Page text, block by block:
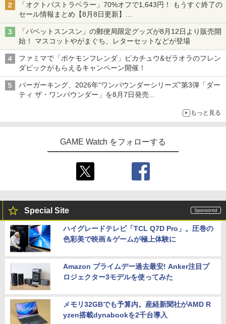
「オクトパストラベラー」70%オフで1,643円！ もうすぐ終了の
セール情報まとめ【8月8日更新】
ニンテンドーeショップでは「大神 絶景版」が67%オフで990円
「パペットスンスン」の郵便局限定グッズが8月12日より販売開
始！ マスコットやがまぐち、レターセットなどが登場
ファミマで「ポケモンフレンダ」ピカチュウ&ゼラオラのフレン
ダピックがもらえるキャンペーン開催！
バーガーキング、2026年“ワンパウンダーシリーズ”第3弾「ダー
ティ ザ・ワンパウンダー」を8月7日発売
もっと見る
GAME Watch をフォローする
Special Site
ハイグレードテレビ「TCL Q7D Pro」。圧巻の
色彩美で映画＆ゲームが極上体験に
Amazon プライムデー過去最安! Anker注目プ
ロジェクター3モデルを使ってみた
メモリ32GBでも予算内。産経新聞社がAMD R
yzen搭載dynabookを2千台導入